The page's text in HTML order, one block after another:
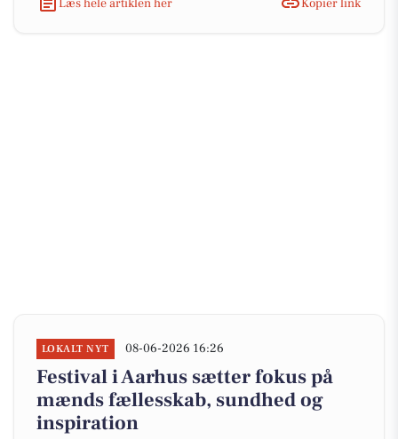
LOKALT NYT 08-06-2026 16:26
Festival i Aarhus sætter fokus på
mænds fællesskab, sundhed og
inspiration